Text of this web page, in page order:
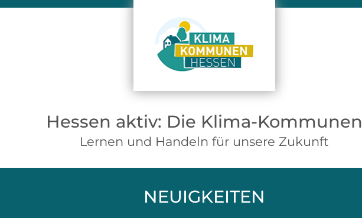
Hessen aktiv: Die Klima-Kommunen
Lernen und Handeln für unsere Zukunft
NEUIGKEITEN